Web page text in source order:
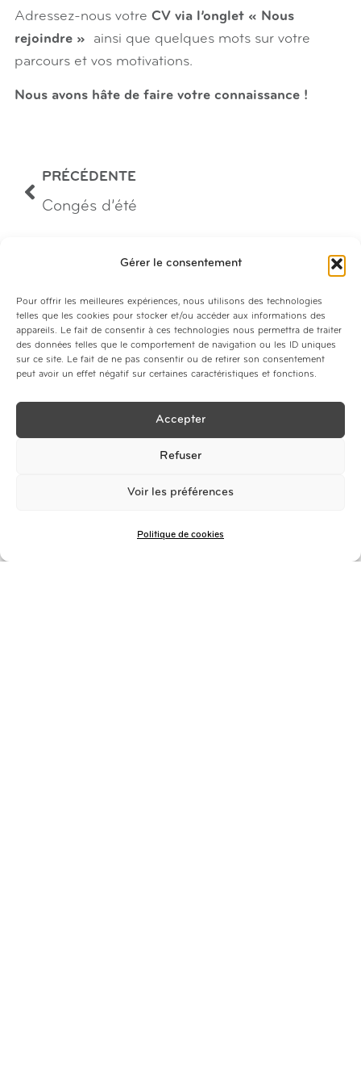
Gérer le consentement
Pour offrir les meilleures expériences, nous utilisons des technologies
telles que les cookies pour stocker et/ou accéder aux informations des
appareils. Le fait de consentir à ces technologies nous permettra de traiter
des données telles que le comportement de navigation ou les ID uniques
sur ce site. Le fait de ne pas consentir ou de retirer son consentement
peut avoir un effet négatif sur certaines caractéristiques et fonctions.
Accepter
Refuser
Voir les préférences
Politique de cookies
Adressez-nous votre CV via l’onglet « Nous
rejoindre »
ainsi que quelques mots sur votre
parcours et vos motivations.
Nous avons hâte de faire votre connaissance !
PRÉCÉDENTE
Congés d’été